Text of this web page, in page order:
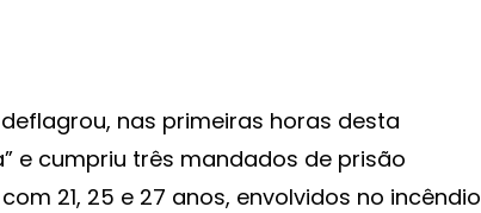
nas primeiras horas desta
e cumpriu três mandados de prisão
21, 25 e 27 anos, envolvidos no incêndio